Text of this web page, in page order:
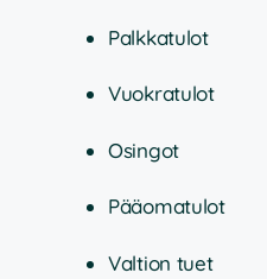
Palkkatulot
Vuokratulot
Osingot
Pääomatulot
Valtion tuet